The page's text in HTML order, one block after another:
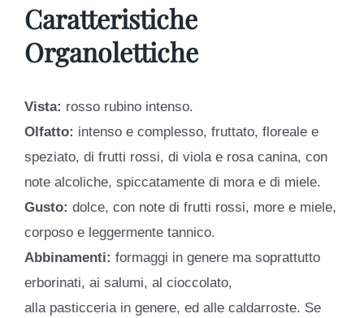
Caratteristiche
Organolettiche
Vista: rosso rubino intenso.
Olfatto: intenso e complesso, fruttato, floreale e
speziato, di frutti rossi, di viola e rosa canina, con
note alcoliche, spiccatamente di mora e di miele.
Gusto: dolce, con note di frutti rossi, more e miele,
corposo e leggermente tannico.
Abbinamenti: formaggi in genere ma soprattutto
erborinati, ai salumi, al cioccolato,
alla pasticceria in genere, ed alle caldarroste. Se